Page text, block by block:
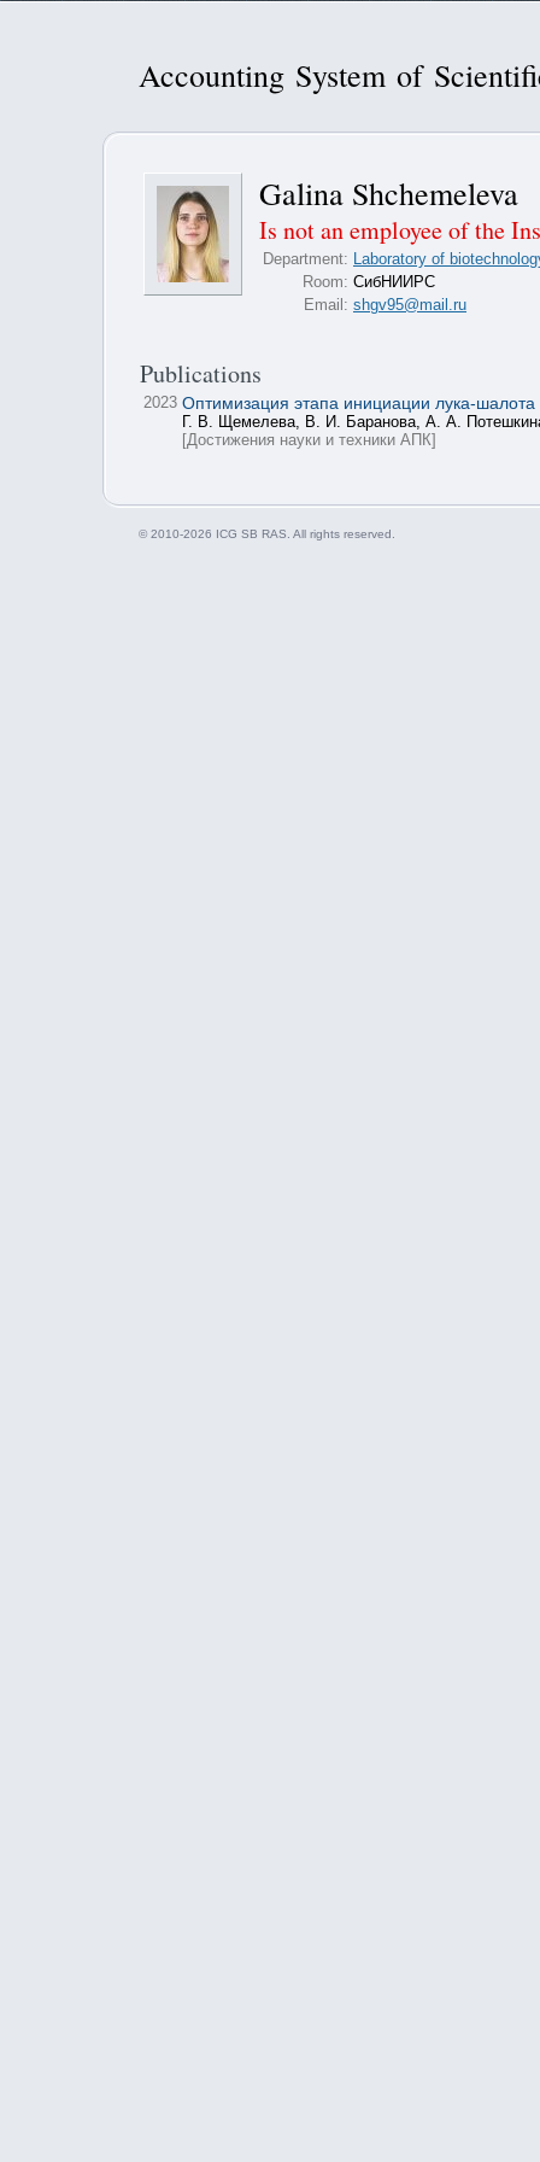
Accounting System of
Galina Shchemeleva
Is not an employee of the
Department: Laboratory of
Room: СибНИИРС
Email: shgv95@mail.ru
Publications
2023 Оптимизация этапа инициации лука-шалота
Г. В. Щемелева, В. И. Баранова, А. А.
[Достижения науки и техники АПК]
© 2010-2026 ICG SB RAS. All rights reserved.